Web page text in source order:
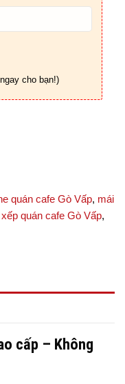
cho bạn!)
quán cafe Gò Vấp, mái
quán cafe Gò Vấp,
cấp – Không